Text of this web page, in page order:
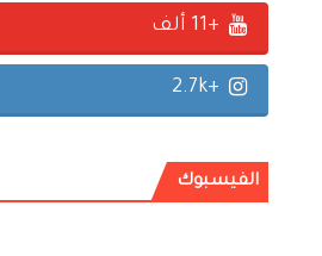
+11 ألف
+2.7k
الفيسبوك